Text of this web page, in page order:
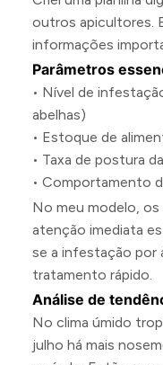
outros apicultores.
informações
Parâmetros
• Nível de
abelhas)
• Estoque de
• Taxa de postura
• Comportamento
No meu modelo, os
atenção imediata
se a infestação por
tratamento rápido.
Análise de
No clima úmido
julho há mais